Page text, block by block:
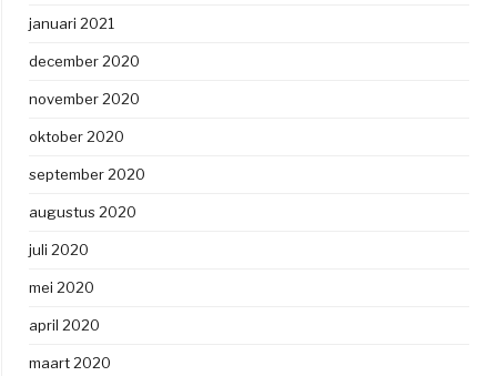
januari 2021
december 2020
november 2020
oktober 2020
september 2020
augustus 2020
juli 2020
mei 2020
april 2020
maart 2020